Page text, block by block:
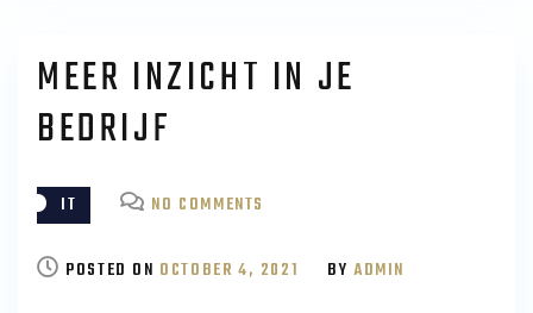
MEER INZICHT IN JE
BEDRIJF
IT NO COMMENTS
INZICHT
POSTED ON OCTOBER 4, 2021 BYADMIN